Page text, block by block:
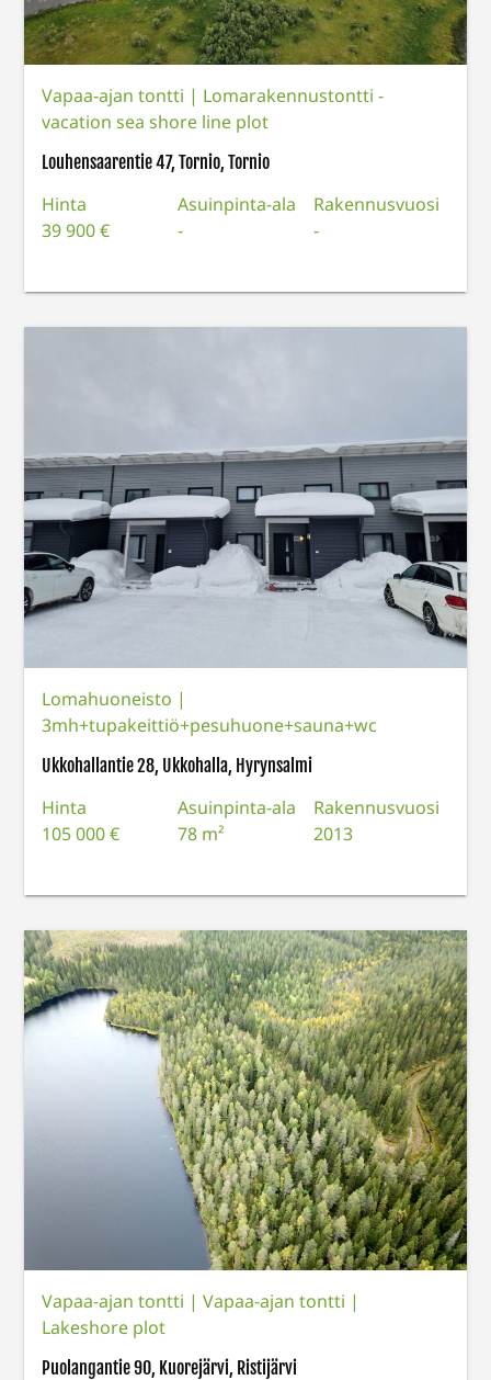
Vapaa-ajan tontti | Lomarakennustontti -
vacation sea shore line plot
Louhensaarentie 47, Tornio, Tornio
Hinta
39 900 €
Asuinpinta-ala
-
Rakennusvuosi
-
Lomahuoneisto |
3mh+tupakeittiö+pesuhuone+sauna+wc
Ukkohallantie 28, Ukkohalla, Hyrynsalmi
Hinta
105 000 €
Asuinpinta-ala
78 m²
Rakennusvuosi
2013
Vapaa-ajan tontti |Vapaa-ajan tontti |
Lakeshore plot
Puolangantie 90, Kuorejärvi, Ristijärvi